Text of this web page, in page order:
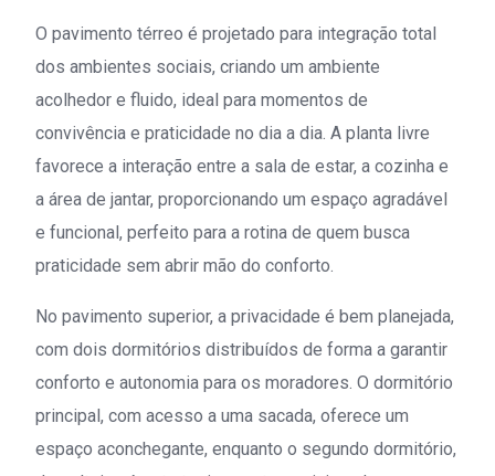
O pavimento térreo é projetado para integração total
dos ambientes sociais, criando um ambiente
acolhedor e fluido, ideal para momentos de
convivência e praticidade no dia a dia. A planta livre
favorece a interação entre a sala de estar, a cozinha e
a área de jantar, proporcionando um espaço agradável
e funcional, perfeito para a rotina de quem busca
praticidade sem abrir mão do conforto.
No pavimento superior, a privacidade é bem planejada,
com dois dormitórios distribuídos de forma a garantir
conforto e autonomia para os moradores. O dormitório
principal, com acesso a uma sacada, oferece um
espaço aconchegante, enquanto o segundo dormitório,